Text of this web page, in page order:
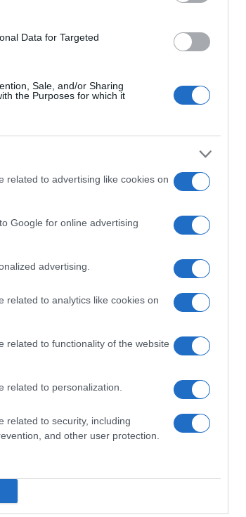
Data for Targeted
Sale, and/or Sharing
the Purposes for which it
related to advertising like cookies on
Google for online advertising
advertising.
related to analytics like cookies on
related to functionality of the website
related to personalization.
related to security, including
and other user protection.
I nostri
I nostri
|Pubblicità|Segnala